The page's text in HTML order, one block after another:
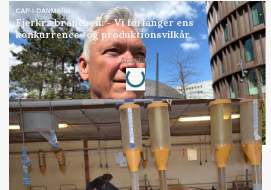
CAP-I-DANMARK
Fjerkræbranchen: - Vi forlanger ens
konkurrence- og produktionsvilkår
Annonce
Loading...